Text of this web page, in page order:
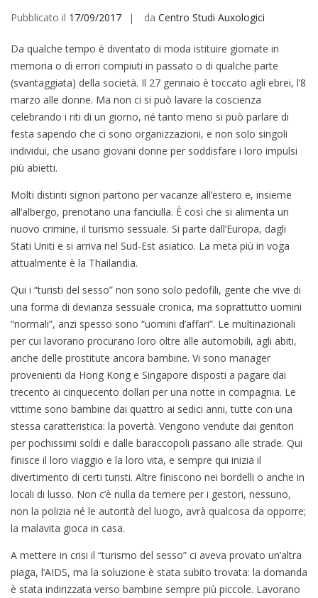
Pubblicato il 17/09/2017 da Centro Studi Auxologici
Da qualche tempo è diventato di moda istituire giornate in
memoria o di errori compiuti in passato o di qualche parte
(svantaggiata) della società. Il 27 gennaio è toccato agli ebrei, l’8
marzo alle donne. Ma non ci si può lavare la coscienza
celebrando i riti di un giorno, né tanto meno si può parlare di
festa sapendo che ci sono organizzazioni, e non solo singoli
individui, che usano giovani donne per soddisfare i loro impulsi
più abietti.
Molti distinti signori partono per vacanze all’estero e, insieme
all’albergo, prenotano una fanciulla. È così che si alimenta un
nuovo crimine, il turismo sessuale. Si parte dall’Europa, dagli
Stati Uniti e si arriva nel Sud-Est asiatico. La meta più in voga
attualmente è la Thailandia.
Qui i “turisti del sesso” non sono solo pedofili, gente che vive di
una forma di devianza sessuale cronica, ma soprattutto uomini
“normali”, anzi spesso sono “uomini d’affari”. Le multinazionali
per cui lavorano procurano loro oltre alle automobili, agli abiti,
anche delle prostitute ancora bambine. Vi sono manager
provenienti da Hong Kong e Singapore disposti a pagare dai
trecento ai cinquecento dollari per una notte in compagnia. Le
vittime sono bambine dai quattro ai sedici anni, tutte con una
stessa caratteristica: la povertà. Vengono vendute dai genitori
per pochissimi soldi e dalle baraccopoli passano alle strade. Qui
finisce il loro viaggio e la loro vita, e sempre qui inizia il
divertimento di certi turisti. Altre finiscono nei bordelli o anche in
locali di lusso. Non c’è nulla da temere per i gestori, nessuno,
non la polizia né le autorità del luogo, avrà qualcosa da opporre;
la malavita gioca in casa.
A mettere in crisi il “turismo del sesso” ci aveva provato un’altra
piaga, l’AIDS, ma la soluzione è stata subito trovata: la domanda
è stata indirizzata verso bambine sempre più piccole. Lavorano